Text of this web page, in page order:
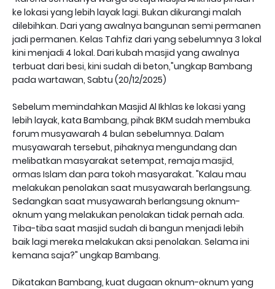
ke lokasi yang lebih layak lagi. Bukan dikurangi malah
dilebihkan. Dari yang awalnya bangunan semi permanen
jadi permanen. Kelas Tahfiz dari yang sebelumnya 3 lokal
kini menjadi 4 lokal. Dari kubah masjid yang awalnya
terbuat dari besi, kini sudah di beton,"ungkap Bambang
pada wartawan, Sabtu (20/12/2025)
Sebelum memindahkan Masjid Al Ikhlas ke lokasi yang
lebih layak, kata Bambang, pihak BKM sudah membuka
forum musyawarah 4 bulan sebelumnya. Dalam
musyawarah tersebut, pihaknya mengundang dan
melibatkan masyarakat setempat, remaja masjid,
ormas Islam dan para tokoh masyarakat. "Kalau mau
melakukan penolakan saat musyawarah berlangsung.
Sedangkan saat musyawarah berlangsung oknum-
oknum yang melakukan penolakan tidak pernah ada.
Tiba-tiba saat masjid sudah di bangun menjadi lebih
baik lagi mereka melakukan aksi penolakan. Selama ini
kemana saja?" ungkap Bambang.
Dikatakan Bambang, kuat dugaan oknum-oknum yang